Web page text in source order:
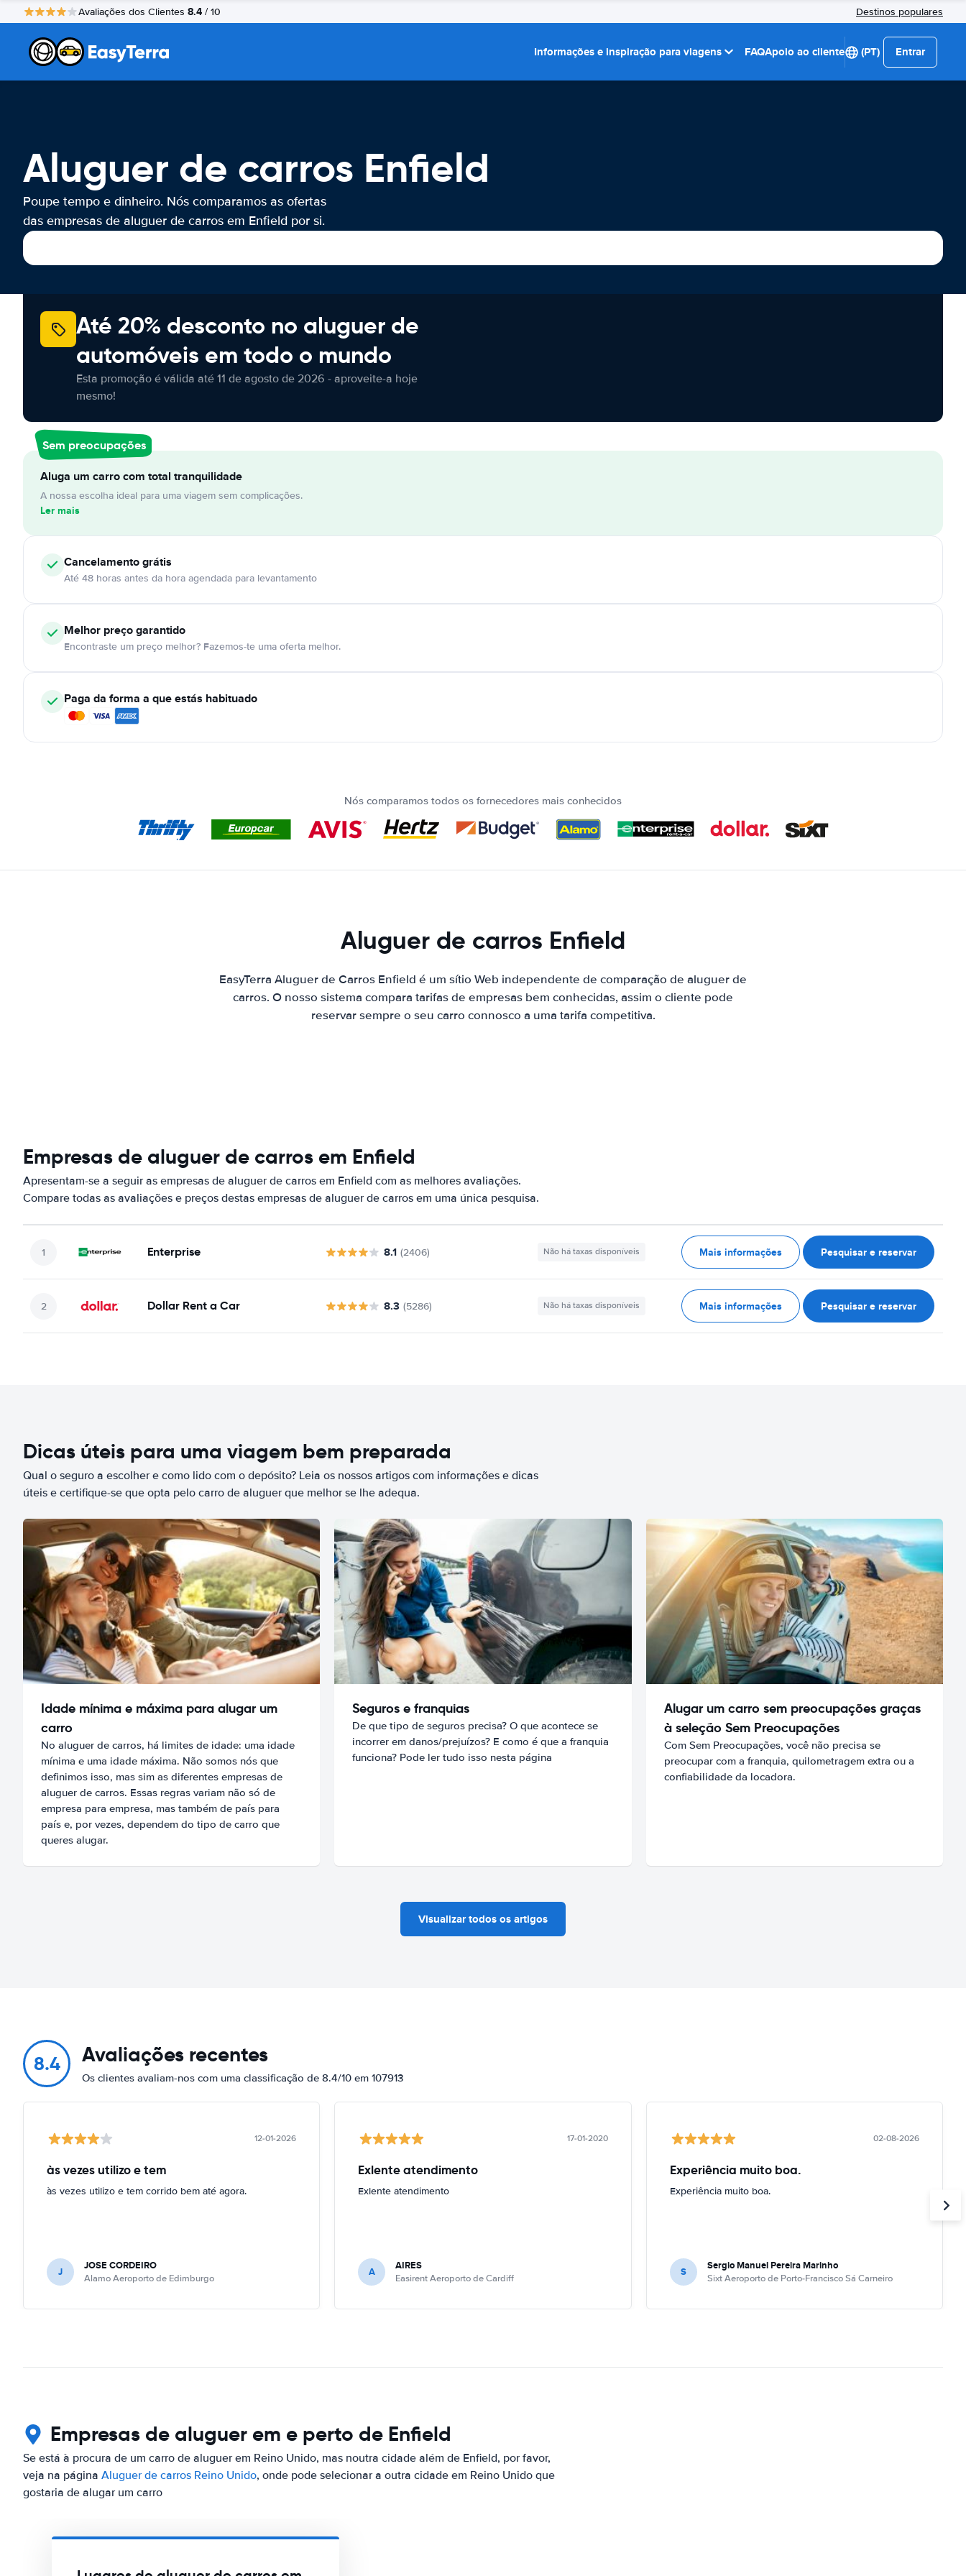
Avaliações dos Clientes 8.4 / 10 Destinos populares
Informações e inspiração para viagens FAQApoio ao cliente (PT) Entrar
Aluguer de carros Enfield
Poupe tempo e dinheiro. Nós comparamos as ofertas
das empresas de aluguer de carros em Enfield por si.
Até 20% desconto no aluguer de
automóveis em todo o mundo
Esta promoção é válida até 11 de agosto de 2026 - aproveite-a hoje
mesmo!
Sem preocupações
Aluga um carro com total tranquilidade
A nossa escolha ideal para uma viagem sem complicações.
Ler mais
Cancelamentográtis
Até 48 horas antes da hora agendada para levantamento
Melhor preço garantido
Encontraste um preço melhor? Fazemos-te uma oferta melhor.
Paga da forma a que estás habituado
Nós comparamos todos os fornecedores mais conhecidos
Aluguer de carros Enfield
EasyTerra Aluguer de Carros Enfield é um sítio Web independente de comparação de aluguer de
carros. O nosso sistema compara tarifas de empresas bem conhecidas, assim o cliente pode
reservar sempre o seu carro connosco a uma tarifa competitiva.
Empresas de aluguer de carros em Enfield
Apresentam-se a seguir as empresas de aluguer de carros em Enfield com as melhores avaliações.
Compare todas as avaliações e preços destas empresas de aluguer de carros em uma única pesquisa.
Enterprise 8.1 (2406) Não há taxas disponíveis Mais informações Pesquisar e reservar
Dollar Rent a Car 8.3 (5286) Não há taxas disponíveis Mais informações Pesquisar e reservar
Dicas úteis para uma viagem bem preparada
Qual o seguro a escolher e como lido com o depósito? Leia os nossos artigos com informações e dicas
úteis e certifique-se que opta pelo carro de aluguer que melhor se lhe adequa.
Idade mínima e máxima para alugar um
carro
No aluguer de carros, há limites de idade: uma idade
mínima e uma idade máxima. Não somos nós que
definimos isso, mas sim as diferentes empresas de
aluguer de carros. Essas regras variam não só de
empresa para empresa, mas também de país para
país e, por vezes, dependem do tipo de carro que
queres alugar.
Seguros e franquias
De que tipo de seguros precisa? O que acontece se
incorrer em danos/prejuízos? E como é que a franquia
funciona? Pode ler tudo isso nesta página
Alugar um carro sem preocupações graças
à seleção Sem Preocupações
Com Sem Preocupações, você não precisa se
preocupar com a franquia, quilometragem extra ou a
confiabilidade da locadora.
Visualizar todos os artigos
8.4 Avaliações recentes
Os clientes avaliam-nos com uma classificação de 8.4/10 em 107913
12-01-2026
às vezes utilizo e tem
às vezes utilizo e tem corrido bem até agora.
J JOSE CORDEIRO
Alamo Aeroporto de Edimburgo
17-01-2020
Exlente atendimento
Exlente atendimento
A AIRES
Easirent Aeroporto de Cardiff
02-08-2026
Experiência muito boa.
Experiência muito boa.
S Sergio Manuel Pereira Marinho
Sixt Aeroporto de Porto-Francisco Sá Carneiro
Empresas de aluguer em e perto de Enfield
Se está à procura de um carro de aluguer em Reino Unido, mas noutra cidade além de Enfield, por favor,
veja na página Aluguer de carros Reino Unido, onde pode selecionar a outra cidade em Reino Unido que
gostaria de alugar um carro